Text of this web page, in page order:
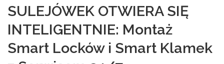
SULEJÓWEK OTWIERA SIĘ
INTELIGENTNIE: Montaż
Smart Locków i Smart Klamek